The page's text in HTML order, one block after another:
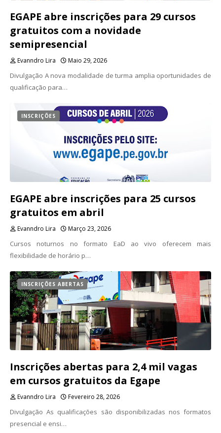
EGAPE abre inscrições para 29 cursos
gratuitos com a novidade
semipresencial
Evanndro Lira Maio 29, 2026
Divulgação A nova modalidade de turma amplia oportunidades de
qualificação para…
INSCRIÇÕES
EGAPE abre inscrições para 25 cursos
gratuitos em abril
Evanndro Lira Março 23, 2026
Cursos noturnos no formato EaD ao vivo oferecem mais
flexibilidade de horário p…
INSCRIÇÕES ABERTAS
Inscrições abertas para 2,4 mil vagas
em cursos gratuitos da Egape
Evanndro Lira Fevereiro 28, 2026
Divulgação As qualificações são disponibilizadas nos formatos
presencial e ensi…